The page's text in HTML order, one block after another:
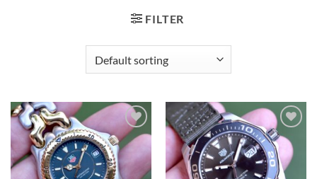
FILTER
Add to
Wishlist
Add to
Wishlist